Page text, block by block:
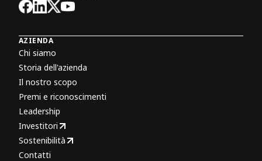
AZIENDA
Chi siamo
Storia dell'azienda
Il nostro scopo
Premi e riconoscimenti
Leadership
Investitori
Sostenibilità
Contatti